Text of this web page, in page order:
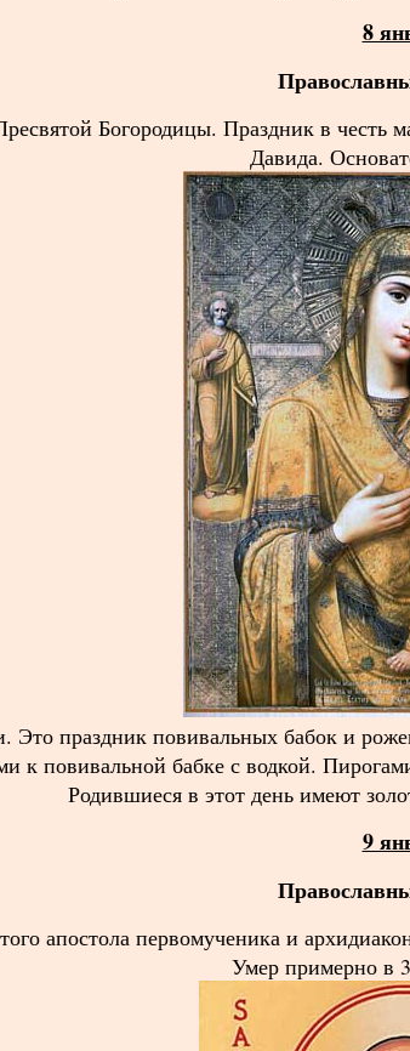
8
Богородицы. Праздник в честь
Давида.
Это праздник повивальных бабок и
к повивальной бабке с водкой.
Родившиеся в этот день имеют
9
апостола первомученика и
Умер примерно в